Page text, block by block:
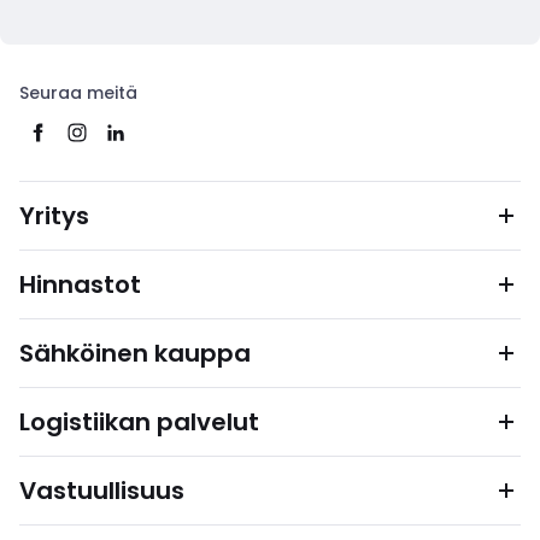
Seuraa meitä
Yritys
Hinnastot
Sähköinen kauppa
Logistiikan palvelut
Vastuullisuus